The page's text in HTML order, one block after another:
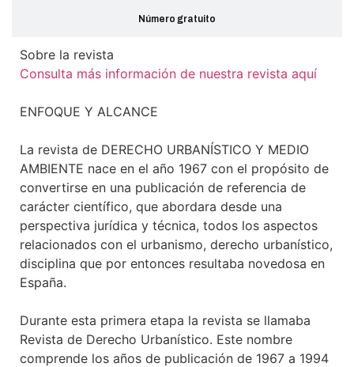
Número gratuito
Sobre la revista
Consulta más información de nuestra revista aquí
ENFOQUE Y ALCANCE
La revista de DERECHO URBANÍSTICO Y MEDIO
AMBIENTE nace en el año 1967 con el propósito de
convertirse en una publicación de referencia de
carácter científico, que abordara desde una
perspectiva jurídica y técnica, todos los aspectos
relacionados con el urbanismo, derecho urbanístico,
disciplina que por entonces resultaba novedosa en
España.
Durante esta primera etapa la revista se llamaba
Revista de Derecho Urbanístico. Este nombre
comprende los años de publicación de 1967 a 1994